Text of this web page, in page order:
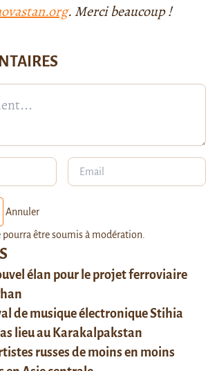
. Merci beaucoup !
élan pour le projet ferroviaire
de musique électronique Stihia
lieu au Karakalpakstan
russes de moins en moins
Annuler
être soumis à modération.